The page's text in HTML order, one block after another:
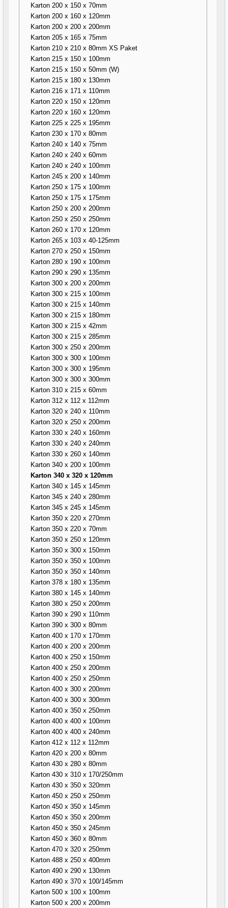
Karton 200 x 150 x 70mm
Karton 200 x 160 x 120mm
Karton 200 x 200 x 200mm
Karton 205 x 165 x 75mm
Karton 210 x 210 x 80mm XS Paket
Karton 215 x 150 x 100mm
Karton 215 x 150 x 50mm (W)
Karton 215 x 180 x 130mm
Karton 216 x 171 x 110mm
Karton 220 x 150 x 120mm
Karton 220 x 160 x 120mm
Karton 225 x 225 x 195mm
Karton 230 x 170 x 80mm
Karton 240 x 140 x 75mm
Karton 240 x 240 x 60mm
Karton 240 x 240 x 100mm
Karton 245 x 200 x 140mm
Karton 250 x 175 x 100mm
Karton 250 x 175 x 175mm
Karton 250 x 200 x 200mm
Karton 250 x 250 x 250mm
Karton 260 x 170 x 120mm
Karton 265 x 103 x 40-125mm
Karton 270 x 250 x 150mm
Karton 280 x 190 x 100mm
Karton 290 x 290 x 135mm
Karton 300 x 200 x 200mm
Karton 300 x 215 x 100mm
Karton 300 x 215 x 140mm
Karton 300 x 215 x 180mm
Karton 300 x 215 x 42mm
Karton 300 x 215 x 285mm
Karton 300 x 250 x 200mm
Karton 300 x 300 x 100mm
Karton 300 x 300 x 195mm
Karton 300 x 300 x 300mm
Karton 310 x 215 x 60mm
Karton 312 x 112 x 112mm
Karton 320 x 240 x 110mm
Karton 320 x 250 x 200mm
Karton 330 x 240 x 160mm
Karton 330 x 240 x 240mm
Karton 330 x 260 x 140mm
Karton 340 x 200 x 100mm
Karton 340 x 320 x 120mm
Karton 340 x 145 x 145mm
Karton 345 x 240 x 280mm
Karton 345 x 245 x 145mm
Karton 350 x 220 x 270mm
Karton 350 x 220 x 70mm
Karton 350 x 250 x 120mm
Karton 350 x 300 x 150mm
Karton 350 x 350 x 100mm
Karton 350 x 350 x 140mm
Karton 378 x 180 x 135mm
Karton 380 x 145 x 140mm
Karton 380 x 250 x 200mm
Karton 390 x 290 x 110mm
Karton 390 x 300 x 80mm
Karton 400 x 170 x 170mm
Karton 400 x 200 x 200mm
Karton 400 x 250 x 150mm
Karton 400 x 250 x 200mm
Karton 400 x 250 x 250mm
Karton 400 x 300 x 200mm
Karton 400 x 300 x 300mm
Karton 400 x 350 x 250mm
Karton 400 x 400 x 100mm
Karton 400 x 400 x 240mm
Karton 412 x 112 x 112mm
Karton 420 x 200 x 80mm
Karton 430 x 280 x 80mm
Karton 430 x 310 x 170/250mm
Karton 430 x 350 x 320mm
Karton 450 x 250 x 250mm
Karton 450 x 350 x 145mm
Karton 450 x 350 x 200mm
Karton 450 x 350 x 245mm
Karton 450 x 360 x 80mm
Karton 470 x 320 x 250mm
Karton 488 x 250 x 400mm
Karton 490 x 290 x 130mm
Karton 490 x 370 x 100/145mm
Karton 500 x 100 x 100mm
Karton 500 x 200 x 200mm